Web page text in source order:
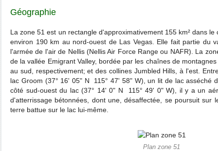
Géographie
La zone 51 est un rectangle d'approximativement 155 km² dans
environ 190 km au nord-ouest de Las Vegas. Elle fait partie du
l'armée de l'air de Nellis (Nellis Air Force Range ou NAFR). La
de la vallée Emigrant Valley, bordée par les chaînes de
au sud, respectivement; et des collines Jumbled Hills, à l'est.
lac Groom (37° 16' 05" N 115° 47' 58" W), un lit de lac asséché
côté sud-ouest du lac (37° 14' 0" N 115° 49' 0" W), il y a un
d'atterrissage bétonnées, dont une, désaffectée, se poursuit sur
terre battue sur le lac lui-même.
Plan zone 51